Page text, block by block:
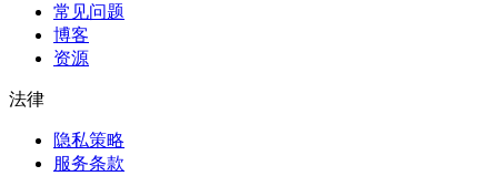
常见问题
博客
资源
法律
隐私策略
服务条款